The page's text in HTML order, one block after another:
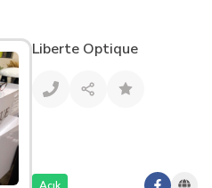
Liberte Optique
Açık